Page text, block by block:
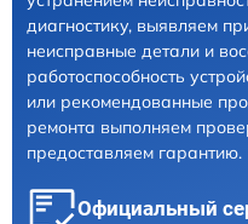
диагностику, выявляем
неисправные детали и
работоспособность
или рекомендованные
ремонта выполняем
предоставляем гарантию.
Официальный